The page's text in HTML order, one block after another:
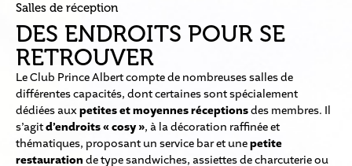
Salles de réception
DES ENDROITS POUR SE
RETROUVER
Le Club Prince Albert compte de nombreuses salles de
différentes capacités, dont certaines sont spécialement
dédiées auxpetites et moyennes réceptionsdes membres. Il
s’agitd’endroits « cosy », à la décoration raffinée et
thématiques, proposant un service bar et unepetite
restauration de type sandwiches, assiettes de charcuterie ou